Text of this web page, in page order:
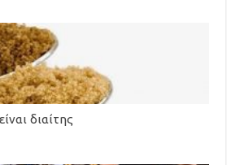
διαίτης